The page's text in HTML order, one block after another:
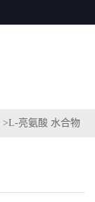
>L-亮氨酸 水合物